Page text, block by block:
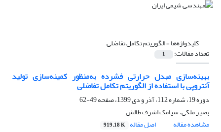
کلیدواژه‌ها =الگوریتم تکامل تفاضلی
تعداد مقالات: 1
بهینه‌سازی مبدل حرارتی فشرده به‌منظور کمینه‌سازی تولید
آنتروپی با استفاده از الگوریتم تکامل تفاضلی
دوره 19، شماره 112، آذر و دی 1399، صفحه
49-62
بصیر ملکی، سیامک اشرف طالش
مشاهده مقاله
اصل مقاله 919.18 K